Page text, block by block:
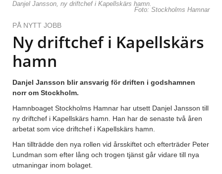
Danjel Jansson, ny driftchef i Kapellskärs hamn.
Foto: Stockholms Hamnar
PÅ NYTT JOBB
Ny driftchef i Kapellskärs
hamn
Danjel Jansson blir ansvarig för driften i godshamnen
norr om Stockholm.
Hamnboaget Stockholms Hamnar har utsett Danjel Jansson till
ny driftchef i Kapellskärs hamn. Han har de senaste två åren
arbetat som vice driftchef i Kapellskärs hamn.
Han tillträdde den nya rollen vid årsskiftet och efterträder Peter
Lundman som efter lång och trogen tjänst går vidare till nya
utmaningar inom bolaget.